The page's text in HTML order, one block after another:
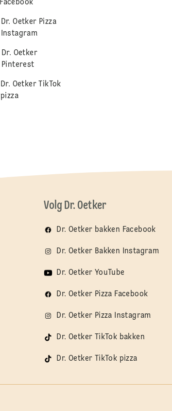
Facebook
Dr. Oetker Pizza
Instagram
Dr. Oetker
Pinterest
Dr. Oetker TikTok
pizza
Volg Dr. Oetker
Dr. Oetker bakken Facebook
Dr. Oetker Bakken Instagram
Dr. Oetker YouTube
Dr. Oetker Pizza Facebook
Dr. Oetker Pizza Instagram
Dr. Oetker TikTok bakken
Dr. Oetker TikTok pizza